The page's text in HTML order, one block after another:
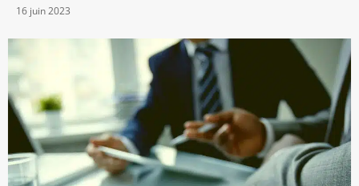
16 juin 2023